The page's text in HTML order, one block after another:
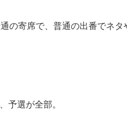
の寄席で、普通の出番でネ
予選が全部。